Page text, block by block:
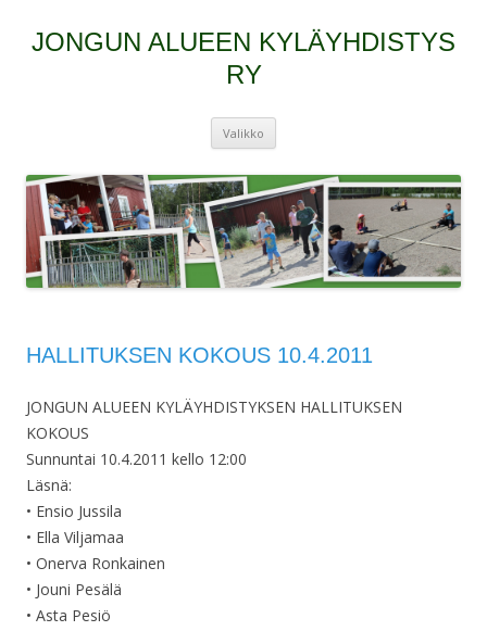
JONGUN ALUEEN KYLÄYHDISTYS
RY
Valikko
HALLITUKSEN KOKOUS 10.4.2011
JONGUN ALUEEN KYLÄYHDISTYKSEN HALLITUKSEN
KOKOUS
Sunnuntai 10.4.2011 kello 12:00
Läsnä:
• Ensio Jussila
• Ella Viljamaa
• Onerva Ronkainen
• Jouni Pesälä
• Asta Pesiö